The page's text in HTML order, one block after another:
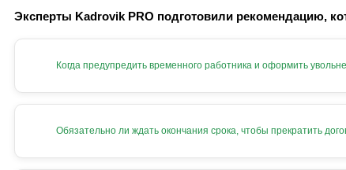
Эксперты Kadrovik PRO подготовили рекомендацию,
Когда предупредить временного работника и оформить
Обязательно ли ждать окончания срока, чтобы прекратить